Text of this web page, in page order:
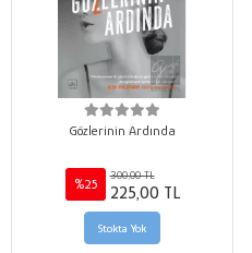
Gözlerinin Ardında
%25
300,00 TL
225,00 TL
Stokta Yok